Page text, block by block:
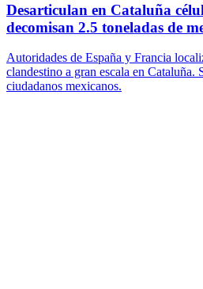
Desarticulan en Cataluña
decomisan 2.5 toneladas de
Autoridades de España y Francia
clandestino a gran escala en Cataluña.
ciudadanos mexicanos.